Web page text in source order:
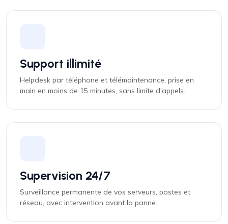
Support illimité
Helpdesk par téléphone et télémaintenance, prise en
main en moins de 15 minutes, sans limite d'appels.
Supervision 24/7
Surveillance permanente de vos serveurs, postes et
réseau, avec intervention avant la panne.